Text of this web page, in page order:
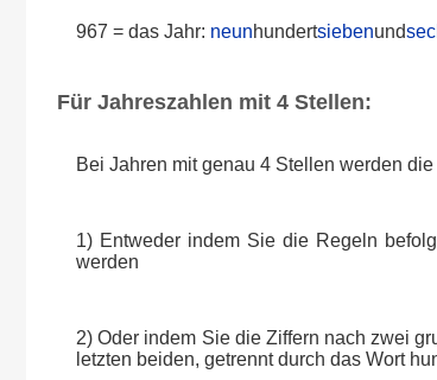
967 = das Jahr: neunhundertsiebenund
Für Jahreszahlen mit 4 Stellen:
Bei Jahren mit genau 4 Stellen werden
1) Entweder indem Sie die Regeln
werden
2) Oder indem Sie die Ziffern nach zwei
letzten beiden, getrennt durch das Wort